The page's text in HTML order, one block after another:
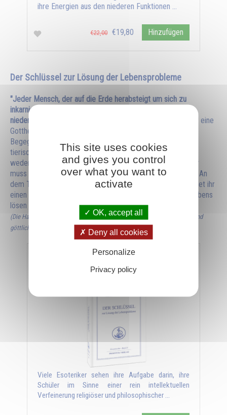
ihre Energien aus den niederen Funktionen …
€22,00 €19,80 Hinzufügen
Der Schlüssel zur Lösung der Lebensprobleme
"Jeder Mensch, der auf die Erde herabsteigt um sich zu
inkarnieren, trägt in sich die Keime der beiden Welten, der
niederen und der höheren.
Deshalb kann man sagen, dass er eine
Gottheit und zur gleichen Zeit ein Tier ist. Ja, es ist die
Begegnung dieser beiden Naturen, der göttlichen und der
tierischen, die ihn zu einem Menschen machen. Er kann sich
weder von der einen, noch von der anderen trennen, aber er
muss mit ihnen arbeiten um sie schlußendlich anzugleichen. An
dem Tag, an dem ihr über dieses Thema Klarheit habt, werdet ihr
einen Schlüssel besitzen, mit dem ihr alle Probleme des Lebens
lösen könnt."
(Die Hauptthemen dieses Buches sind im folgenden Buch "Menschliche und
göttliche Natur in uns" wiedergegeben)
Band 11
Viele Esoteriker sehen ihre Aufgabe darin, ihre
Schüler im Sinne einer rein intellektuellen
Verfeinerung religiöser und philosophischer …
This site uses cookies
and gives you control
over what you want to
activate
OK, accept all
Deny all cookies
Personalize
Privacy policy